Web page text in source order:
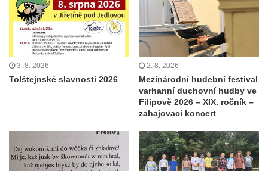
3. 8. 2026
Tolštejnské slavnosti 2026
2. 8. 2026
Mezinárodní hudební festival
varhanní duchovní hudby ve
Filipově 2026 – XIX. ročník –
zahajovací koncert